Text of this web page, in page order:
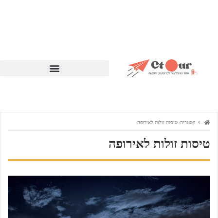
קטגוריה: טיסות זולות לאירופה
טיסות זולות לאירופה